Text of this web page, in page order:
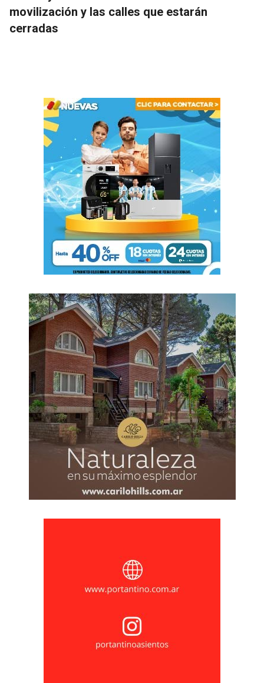
movilización y las calles que estarán
cerradas